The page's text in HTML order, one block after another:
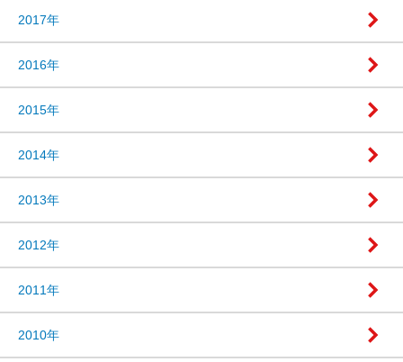
2017年
2016年
2015年
2014年
2013年
2012年
2011年
2010年